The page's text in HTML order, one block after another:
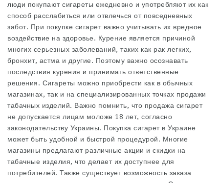
люди покупают сигареты ежедневно и употребляют их как
способ расслабиться или отвлечься от повседневных
забот. При покупке сигарет важно учитывать их вредное
воздействие на здоровье. Курение является причиной
многих серьезных заболеваний, таких как рак легких,
бронхит, астма и другие. Поэтому важно осознавать
последствия курения и принимать ответственные
решения. Сигареты можно приобрести как в обычных
магазинах, так и на специализированных точках продажи
табачных изделий. Важно помнить, что продажа сигарет
не допускается лицам моложе 18 лет, согласно
законодательству Украины. Покупка сигарет в Украине
может быть удобной и быстрой процедурой. Многие
магазины предлагают различные акции и скидки на
табачные изделия, что делает их доступнее для
потребителей. Также существует возможность заказа